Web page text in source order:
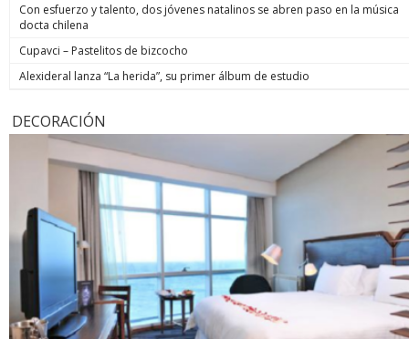
Con esfuerzo y talento, dos jóvenes natalinos se abren paso en la música
docta chilena
Cupavci – Pastelitos de bizcocho
Alexideral lanza “La herida”, su primer álbum de estudio
DECORACIÓN